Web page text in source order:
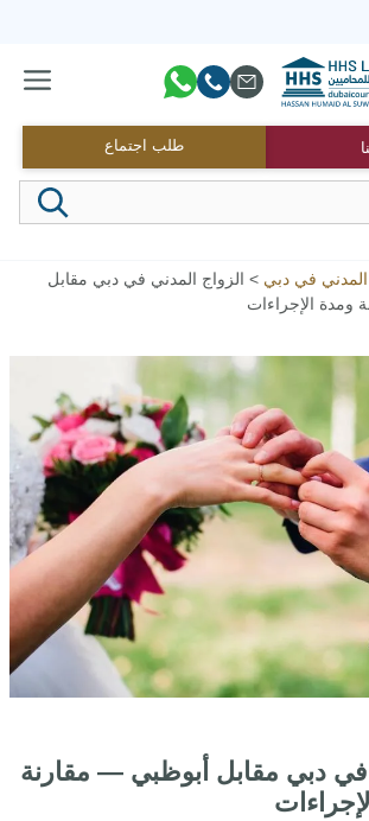
طلب اجتماع
القائمة
المدني في دبي > الزواج المدني في دبي مقابل
ومدة الإجراءات
في دبي مقابل أبوظبي — مقارنة